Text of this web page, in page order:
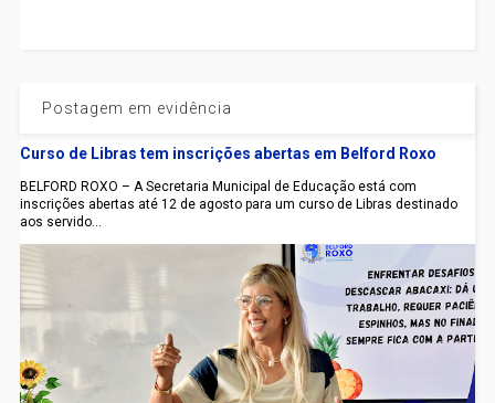
Postagem em evidência
Curso de Libras tem inscrições abertas em Belford Roxo
BELFORD ROXO – A Secretaria Municipal de Educação está com
inscrições abertas até 12 de agosto para um curso de Libras destinado
aos servido...